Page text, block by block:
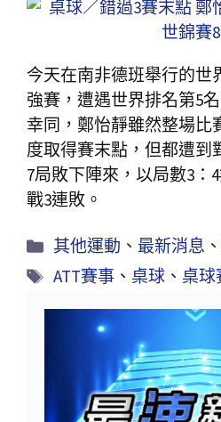
今天在南非德班舉行的世
強賽，遭遇世界排名第5
幸同，鄭怡靜雖然整場比
度取得賽末點，但都遭到
7局敗下陣來，以局數3：
戰3連敗。
其他運動 、最新消息
ATT賽事 、 桌球 、 桌球